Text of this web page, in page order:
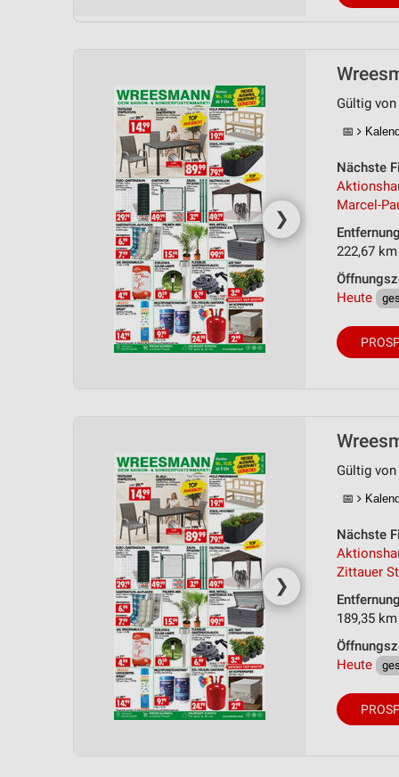
❯
Gültig
📅
Nächste
Marcel-
222,67 km
Heute
❯
Gültig
📅
Nächste
Zittauer
189,35 km
Heute
Verwendung reduzierter Daten zur Auswahl von Inhalten
Verwendung genauer Standortdaten
Geräte anhand von aktiv angeforderten Informationen
Nicht-IAB-Verarbeitungszwecke: